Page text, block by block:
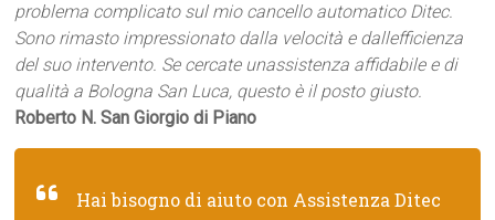
problema complicato sul mio cancello automatico Ditec.
Sono rimasto impressionato dalla velocità e dallefficienza
del suo intervento. Se cercate unassistenza affidabile e di
qualità a Bologna San Luca, questo è il posto giusto.
Roberto N. San Giorgio di Piano
Hai bisogno di aiuto con Assistenza Ditec